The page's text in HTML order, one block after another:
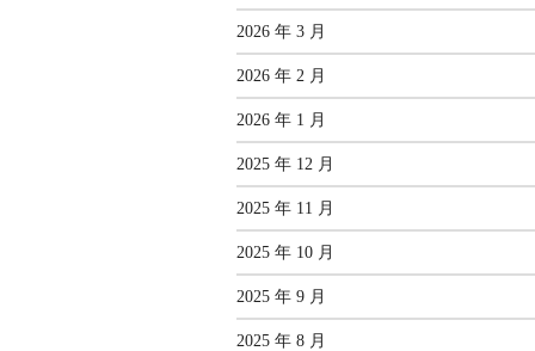
2026 年 3 月
2026 年 2 月
2026 年 1 月
2025 年 12 月
2025 年 11 月
2025 年 10 月
2025 年 9 月
2025 年 8 月